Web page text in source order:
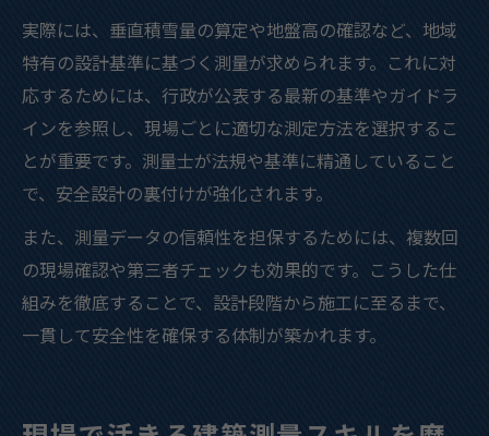
実際には、垂直積雪量の算定や地盤高の確認など、地域
特有の設計基準に基づく測量が求められます。これに対
応するためには、行政が公表する最新の基準やガイドラ
インを参照し、現場ごとに適切な測定方法を選択するこ
とが重要です。測量士が法規や基準に精通していること
で、安全設計の裏付けが強化されます。
また、測量データの信頼性を担保するためには、複数回
の現場確認や第三者チェックも効果的です。こうした仕
組みを徹底することで、設計段階から施工に至るまで、
一貫して安全性を確保する体制が築かれます。